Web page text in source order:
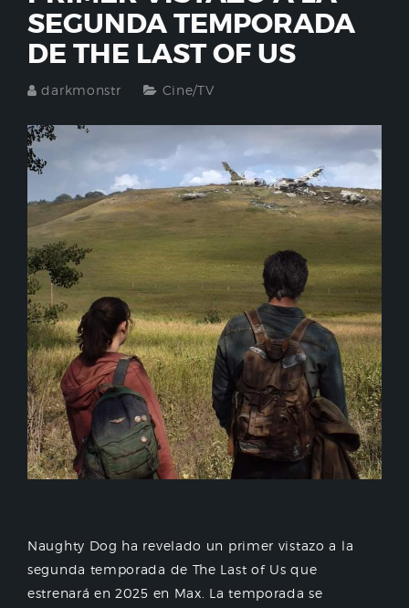
SEGUNDA TEMPORADA
DE THE LAST OF US
darkmonstr Cine/TV
Naughty Dog ha revelado un primer vistazo a la
segunda temporada de The Last of Us que
estrenará en 2025 en Max. La temporada se